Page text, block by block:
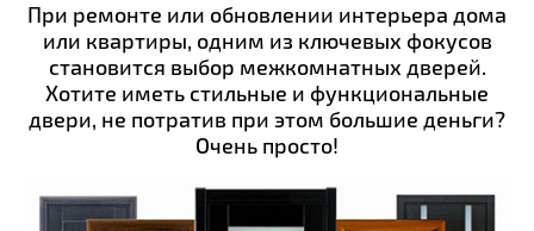
При ремонте или обновлении интерьера дома
или квартиры, одним из ключевых фокусов
становится выбор межкомнатных дверей.
Хотите иметь стильные и функциональные
двери, не потратив при этом большие деньги?
Очень просто!